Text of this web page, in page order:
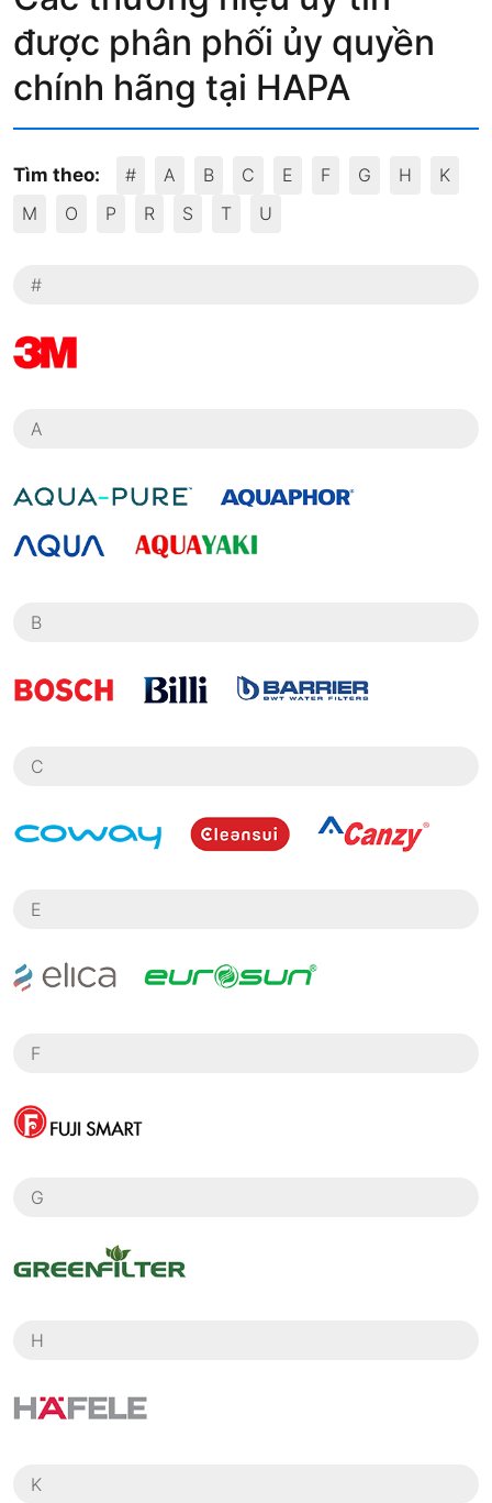
được phân phối ủy quyền
chính hãng tại HAPA
Tìm theo: # A B C E F G H
K
M
O P R S T U
#
A
B
C
E
F
G
H
K